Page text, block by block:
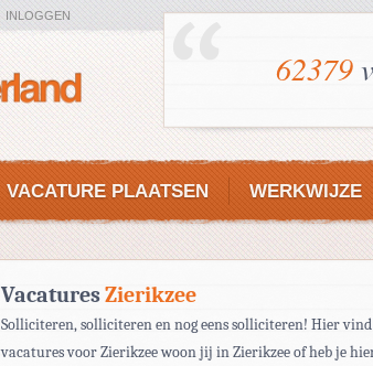
INLOGGEN
62379
VACATURE PLAATSEN WERKWIJZE
VacaturesZierikzee
Solliciteren, solliciteren en nog eens solliciteren! Hier vind
vacatures voor Zierikzee woon jij in Zierikzee of heb je